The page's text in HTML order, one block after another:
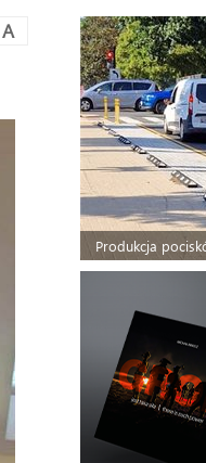
A
Produkcja